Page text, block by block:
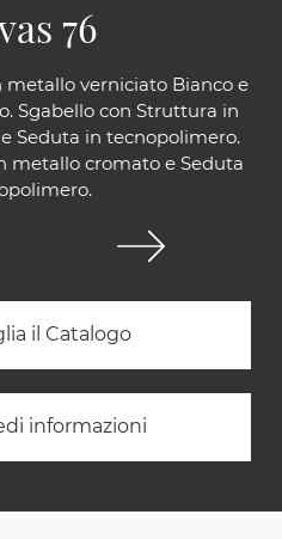
verniciato Bianco e
Sgabello con Struttura in
Seduta in tecnopolimero.
metallo cromato e Seduta
il Catalogo
informazioni
76